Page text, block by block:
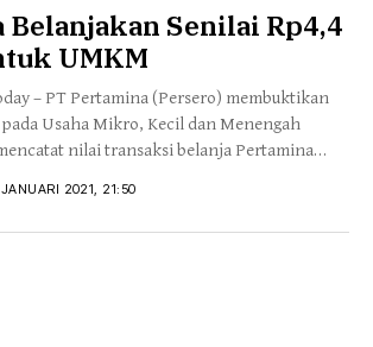
Belanjakan Senilai Rp4,4
UMKM
– PT Pertamina (Persero) membuktikan
Usaha Mikro, Kecil dan Menengah
nilai transaksi belanja Pertamina
2021, 21:50